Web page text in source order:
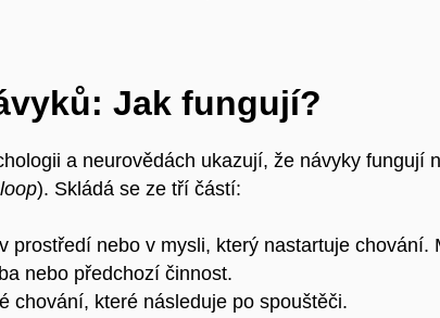
Jak fungují?
a neurovědách ukazují, že návyky fungují
). Skládá se ze tří částí:
prostředí nebo v mysli, který nastartuje chování.
nebo předchozí činnost.
chování, které následuje po spouštěči.